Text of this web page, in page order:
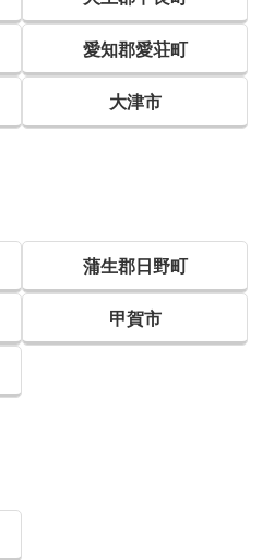
愛知郡愛荘町
大津市
蒲生郡日野町
甲賀市